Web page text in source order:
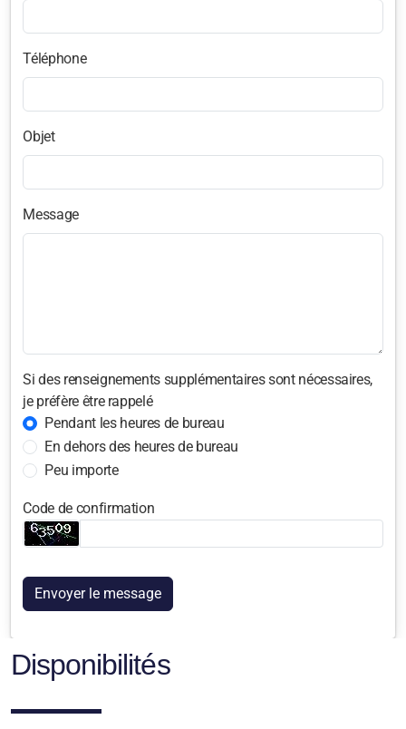
Téléphone
Objet
Message
Si des renseignements supplémentaires sont nécessaires,
je préfère être rappelé
Pendant les heures de bureau
En dehors des heures de bureau
Peu importe
Code de confirmation
Envoyer le message
Disponibilités